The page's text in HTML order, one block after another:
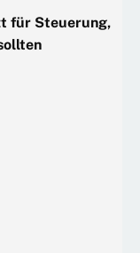
für Steuerung,